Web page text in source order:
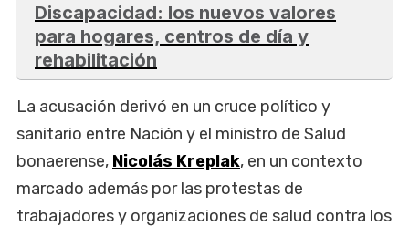
Discapacidad: los nuevos valores
para hogares, centros de día y
rehabilitación
La acusación derivó en un cruce político y
sanitario entre Nación y el ministro de Salud
bonaerense, Nicolás Kreplak, en un contexto
marcado además por las protestas de
trabajadores y organizaciones de salud contra los